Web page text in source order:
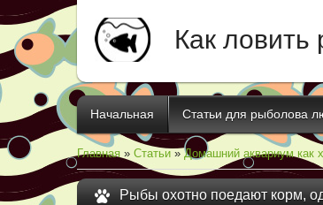
Как ловить
Начальная Статьи для рыболова
Главная » Статьи » Домашний аквариум как
Рыбы охотно поедают корм,